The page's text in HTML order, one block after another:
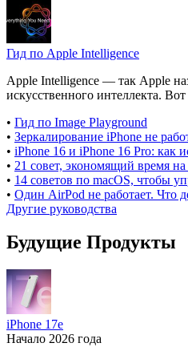
Гид по Apple Intelligence
Apple Intelligence — так Apple
искусственного интеллекта.
• Гид по Image Playground
• Зеркалирование iPhone не
• iPhone 16 и iPhone 16 Pro: как
• 21 совет, экономящий время на
• 14 советов по macOS, чтобы
• Один AirPod не работает. Что
Другие руководства
Будущие Продукты
iPhone 17e
Начало 2026 года